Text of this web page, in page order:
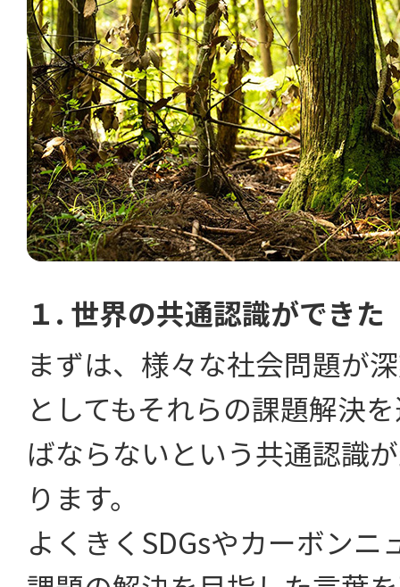
１. 世界の共通認識ができた
まずは、様々な社会問題が
としてもそれらの課題解決
ばならないという共通認識
ります。
よくきくSDGsやカーボンニ